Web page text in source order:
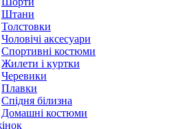
Штани
Толстовки
Чоловічі аксесуари
Спортивні костюми
Жилети і куртки
Черевики
Плавки
Спідня білизна
Домашні костюми